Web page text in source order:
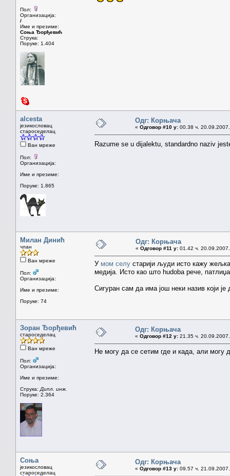
Пол:
Организација:
/
Име и презиме:
Соња Ђорђевић
Струка:
Поруке: 1.404
alcesta
језикословац
староседелац
Ван мреже
Пол:
Организација:
Име и презиме:
Поруке: 1.865
Одг: Корњача
« Одговор #10 у: 00.38 ч.
Razume se u dijalektu, standardno naziv
Милан Динић
члан
Ван мреже
Пол:
Организација:
Име и презиме:
Поруке: 74
Одг: Корњача
« Одговор #11 у: 01.42 ч.
У мом селу старији људи исто кажу
медија. Исто као што hudoba рече,
Сигуран сам да има још неки назив који
Зоран Ђорђевић
староседелац
Ван мреже
Пол:
Организација:
Име и презиме:
Струка: Дипл. инж.
Поруке: 2.364
Одг: Корњача
« Одговор #12 у: 21.35 ч.
Не могу да се сетим где и када, али
Соња
језикословац
староседелац
Одг: Корњача
« Одговор #13 у: 09.57 ч.